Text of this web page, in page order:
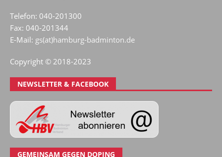
Telefon: 040-201300
Fax: 040-201344
E-Mail: gs(at)hamburg-badminton.de
Copyright © 2018-2023
NEWSLETTER & FACEBOOK
GEMEINSAM GEGEN DOPING